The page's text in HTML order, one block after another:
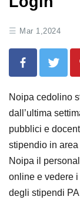
Mar 1,2024
Noipa cedolino
dall’ultima
pubblici e
stipendio in
Noipa il
online e vedere
degli stipendi